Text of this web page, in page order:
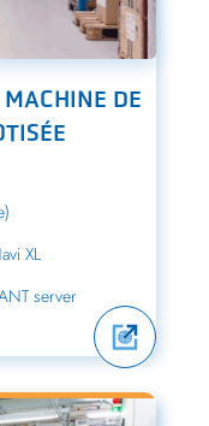
DE
XL
server